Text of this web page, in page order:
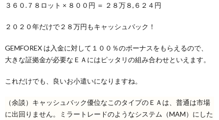
３６０.７８ロット × ８００円 ＝ ２８万８,６２４円
２０２０年だけで２８万円もキャッシュバック！
GEMFOREX は入金に対して１００％のボーナスをもらえるので、
大きな証拠金が必要なＥＡにはピッタリの組み合わせといえます。
これだけでも、良いお小遣いになりますね。
（余談）キャッシュバック優位なこのタイプのＥＡは、普通は市場
に出回りません。ミラートレードのようなシステム（MAM）にした